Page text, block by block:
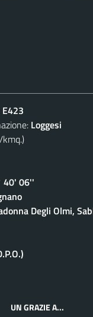
E423
Loggesi
40' 06''
Degli Olmi,
UN GRAZIE A...